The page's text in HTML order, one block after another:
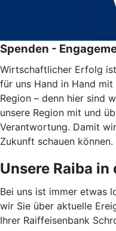
Spenden -
Wirtschaftlicher Erfolg
für uns Hand in Hand
Region – denn hier sind
unsere Region mit und
Verantwortung. Damit
Zukunft schauen können.
Unsere Raiba in
Bei uns ist immer etwas
wir Sie über aktuelle
Ihrer Raiffeisenbank